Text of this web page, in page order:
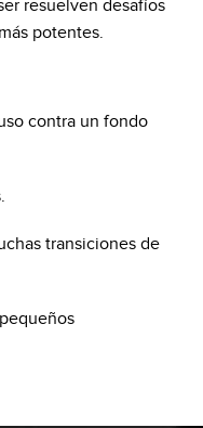
resuelven desafíos
potentes.
contra un fondo
transiciones de